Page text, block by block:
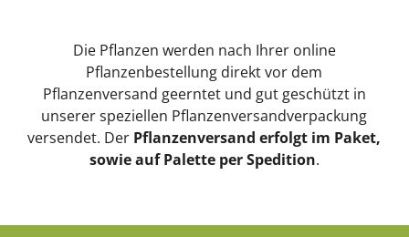
Die Pflanzen werden nach Ihrer online
Pflanzenbestellung direkt vor dem
Pflanzenversand geerntet und gut geschützt in
unserer speziellen Pflanzenversandverpackung
versendet. Der Pflanzenversand erfolgt im Paket,
sowie auf Palette per Spedition.